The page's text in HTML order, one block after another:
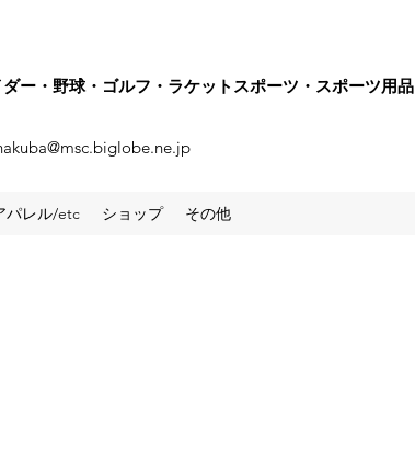
ー・野球・ゴルフ・ラケットスポーツ・スポーツ用品
パレル/etc ショップ その他